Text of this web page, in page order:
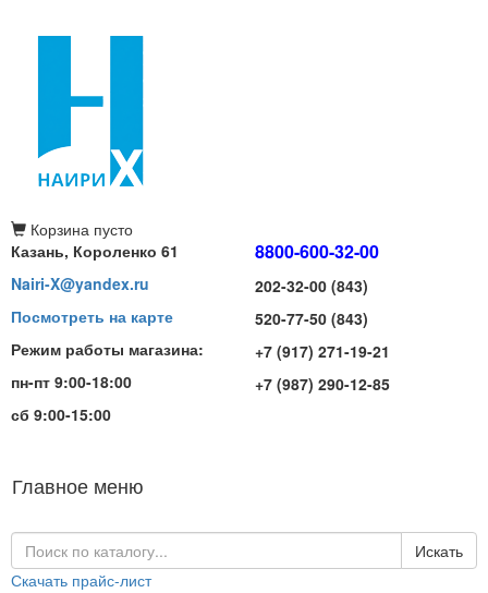
Корзина пусто
Казань, Короленко 61
Nairi-X@yandex.ru
Посмотреть на карте
Режим работы магазина:
пн-пт 9:00-18:00
сб 9:00-15:00
8800-600-32-00
202-32-00 (843)
520-77-50 (843)
+7 (917) 271-19-21
+7 (987) 290-12-85
Главное меню
Искать
Скачать прайс-лист